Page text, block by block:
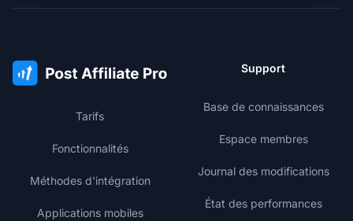
Tarifs
Fonctionnalités
Méthodes d'intégration
Applications mobiles
Support
Base de connaissances
Espace membres
Journal des modifications
État des performances